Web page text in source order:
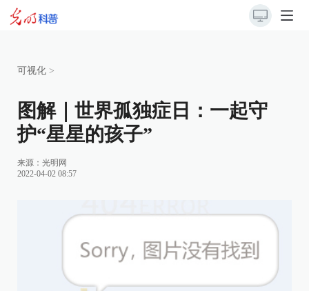
可视化 >
图解｜世界孤独症日：一起守
护“星星的孩子”
来源： 光明网
2022-04-02 08:57